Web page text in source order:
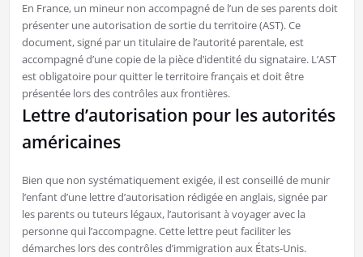
En France, un mineur non accompagné de l’un de ses parents doit
présenter une autorisation de sortie du territoire (AST). Ce
document, signé par un titulaire de l’autorité parentale, est
accompagné d’une copie de la pièce d’identité du signataire. L’AST
est obligatoire pour quitter le territoire français et doit être
présentée lors des contrôles aux frontières.
Lettre d’autorisation pour les autorités
américaines
Bien que non systématiquement exigée, il est conseillé de munir
l’enfant d’une lettre d’autorisation rédigée en anglais, signée par
les parents ou tuteurs légaux, l’autorisant à voyager avec la
personne qui l’accompagne. Cette lettre peut faciliter les
démarches lors des contrôles d’immigration aux États-Unis.